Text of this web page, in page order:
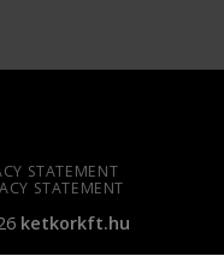
STATEMENT
STATEMENT
ketkorkft.hu